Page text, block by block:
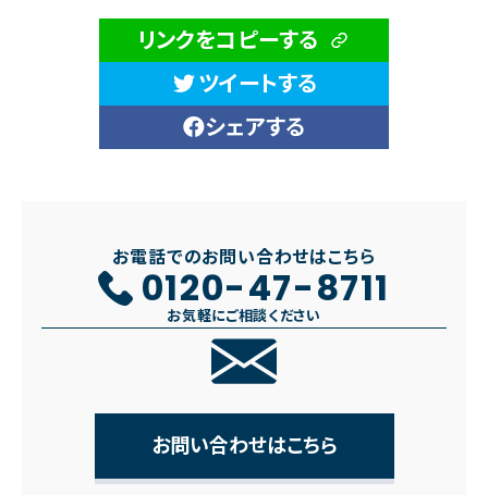
リンクをコピーする
ツイートする
シェアする
お電話でのお問い合わせはこちら
0120-47-8711
お気軽にご相談ください
お問い合わせはこちら